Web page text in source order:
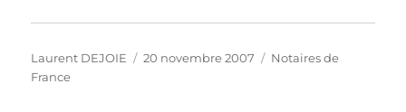
Auteur
Laurent DEJOIE
Publié
20 novembre 2007 Catégories
Notaires de
France